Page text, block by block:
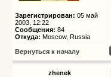
Зарегистрирован: 05 май
2003, 12:22
Сообщения: 84
Откуда: Moscow, Russia
Вернуться к началу
zhenek